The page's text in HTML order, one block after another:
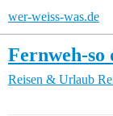
wer-weiss-was.de
Fernweh-so
Reisen & Urlaub